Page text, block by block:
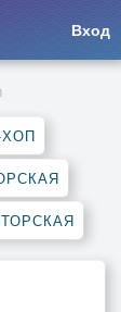
Вход